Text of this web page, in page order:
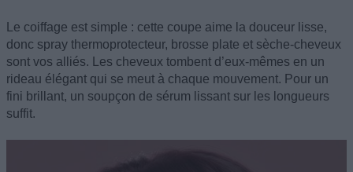
Le coiffage est simple : cette coupe aime la douceur lisse,
donc spray thermoprotecteur, brosse plate et sèche-cheveux
sont vos alliés. Les cheveux tombent d’eux-mêmes en un
rideau élégant qui se meut à chaque mouvement. Pour un
fini brillant, un soupçon de sérum lissant sur les longueurs
suffit.